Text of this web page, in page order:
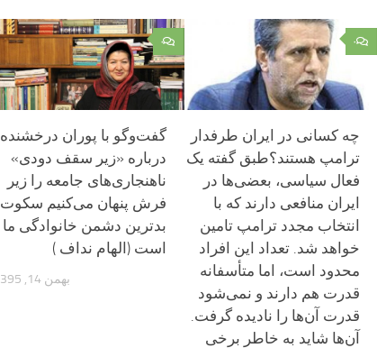
۰
گفت‌وگو با پوران درخشنده
درباره «زیر سقف دودی»
ناهنجاری‌های جامعه را زیر
فرش پنهان می‌کنیم سکوت
بدترین دشمن خانوادگی ما
است (الهام نداف )
بهمن 14, 1395
۰
چه کسانی در ایران طرفدار
ترامپ هستند؟طبق گفته یک
فعال سیاسی، بعضی‌ها در
ایران منافعی دارند که با
انتخاب مجدد ترامپ تامین
خواهد شد. تعداد این افراد
محدود است، اما متأسفانه
قدرت هم دارند و نمی‌شود
قدرت آن‌ها را نادیده گرفت.
آن‌ها شاید به خاطر برخی